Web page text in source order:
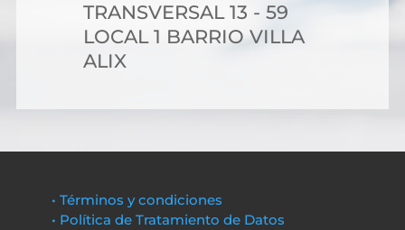
TRANSVERSAL 13 - 59
LOCAL 1 BARRIO VILLA
ALIX
• Términos y condiciones
• Política de Tratamiento de Datos